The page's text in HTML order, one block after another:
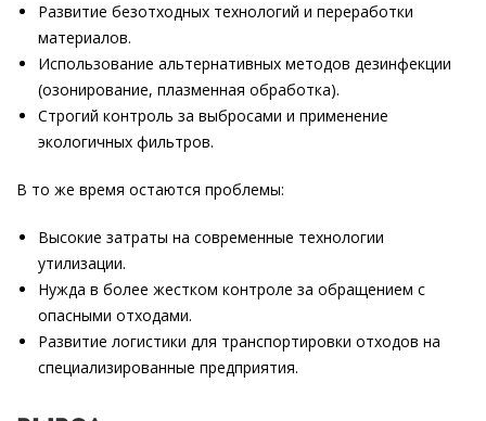
Развитие безотходных технологий и переработки
материалов.
Использование альтернативных методов дезинфекции
(озонирование, плазменная обработка).
Строгий контроль за выбросами и применение
экологичных фильтров.
В то же время остаются проблемы:
Высокие затраты на современные технологии
утилизации.
Нужда в более жестком контроле за обращением с
опасными отходами.
Развитие логистики для транспортировки отходов на
специализированные предприятия.